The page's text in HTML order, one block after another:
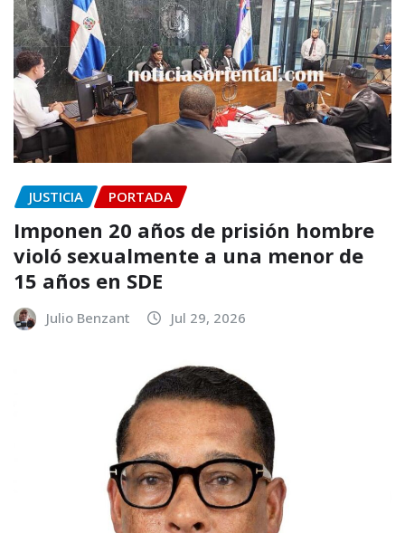
JUSTICIA PORTADA
Imponen 20 años de prisión hombre
violó sexualmente a una menor de
15 años en SDE
Julio Benzant Jul 29, 2026